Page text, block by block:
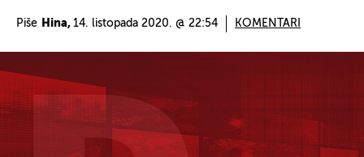
Piše Hina, 14. listopada 2020. @ 22:54 KOMENTARI